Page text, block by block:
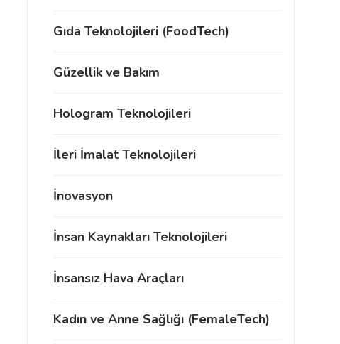
Gıda Teknolojileri (FoodTech)
Güzellik ve Bakım
Hologram Teknolojileri
İleri İmalat Teknolojileri
İnovasyon
İnsan Kaynakları Teknolojileri
İnsansız Hava Araçları
Kadın ve Anne Sağlığı (FemaleTech)